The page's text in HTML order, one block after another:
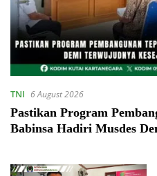
TNI 6 August 2026
Pastikan Program
Babinsa Hadiri Musdes